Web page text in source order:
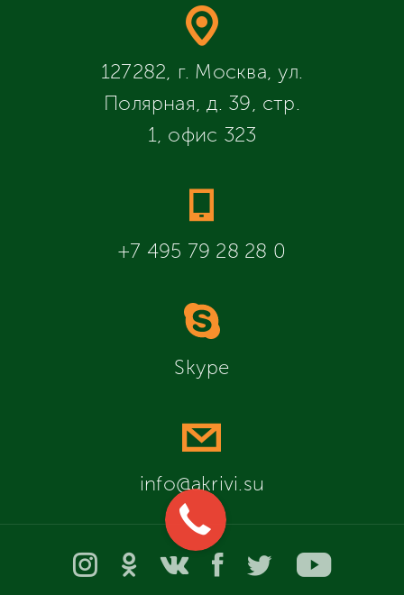
127282, г. Москва, ул.
Полярная, д. 39, стр.
1, офис 323
+7 495 79 28 28 0
Skype
info@akrivi.su